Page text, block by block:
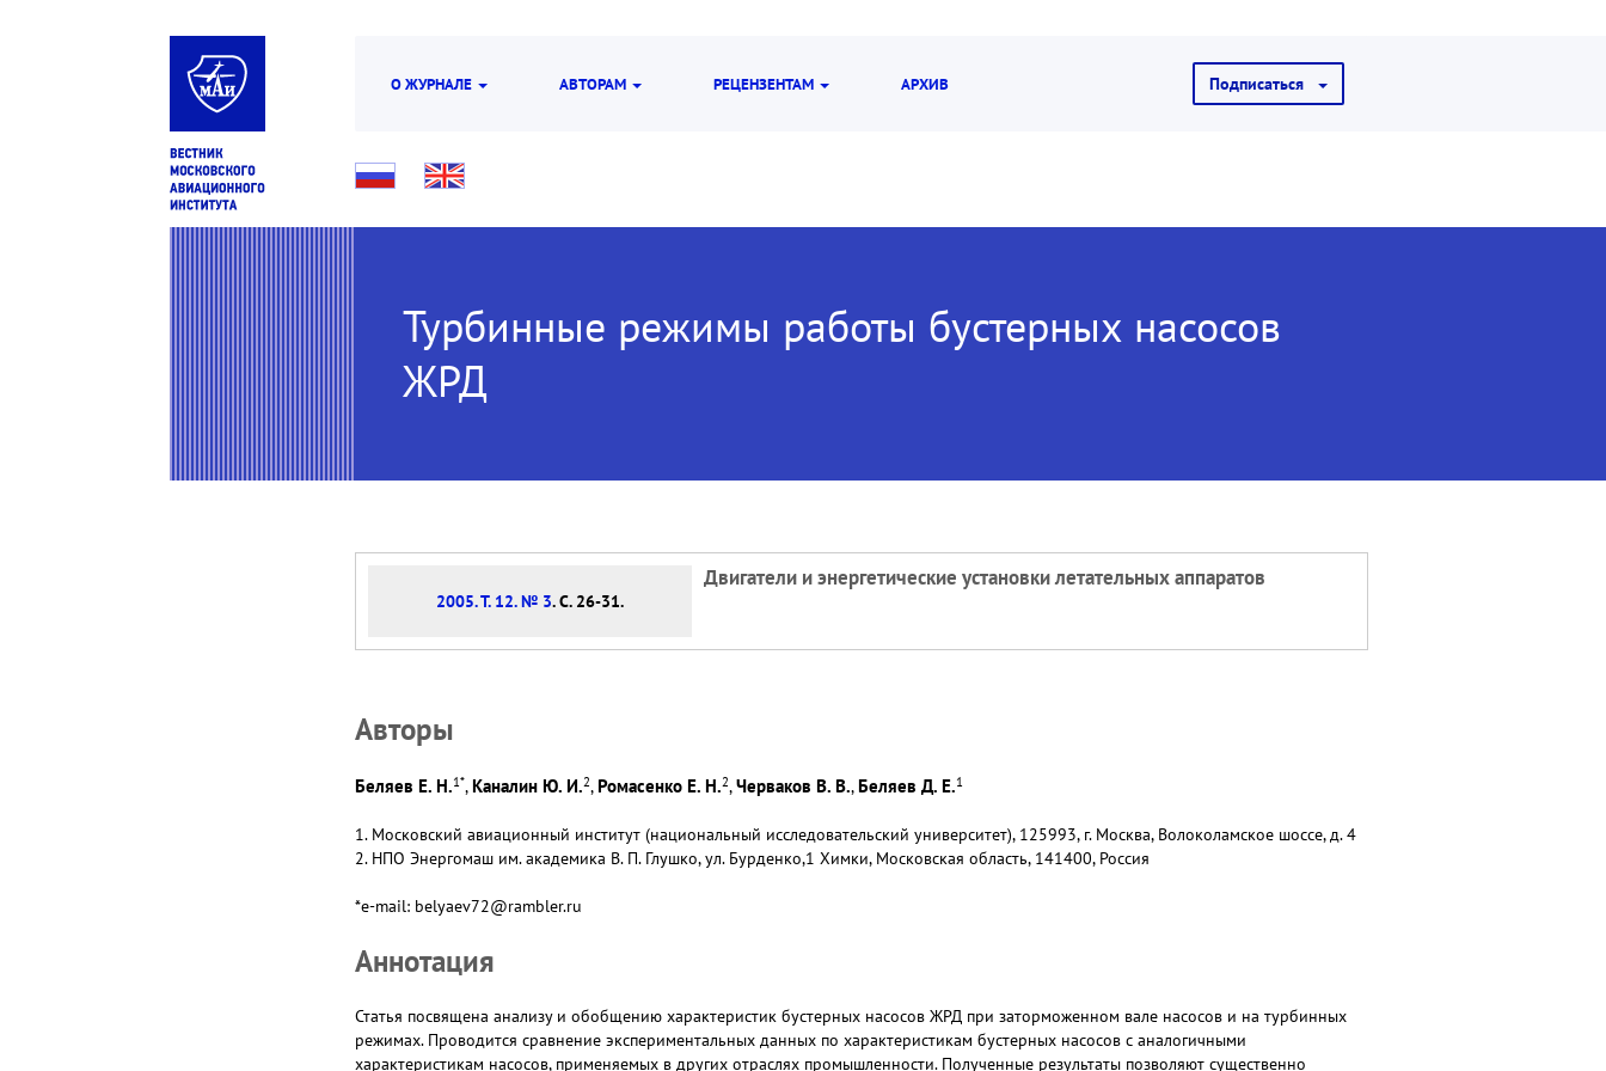
О ЖУРНАЛЕ АВТОРАМ РЕЦЕНЗЕНТАМ АРХИВ Подписаться
Турбинные режимы работы бустерных насосов
ЖРД
2005. Т. 12. № 3. С. 26-31.
Двигатели и энергетические установки летательных аппаратов
Авторы
Беляев Е. Н.1*,Каналин Ю. И.2,Ромасенко Е. Н.2,Черваков В. В.,Беляев Д. Е.1
1. Московский авиационный институт (национальный исследовательский университет), 125993, г. Москва, Волоколамское шоссе, д. 4
2. HПO Энергомаш им. академика В. П. Глушко, ул. Бурденко,1 Химки, Московская область, 141400, Россия
*e-mail: belyaev72@rambler.ru
Аннотация
Статья посвящена анализу и обобщению характеристик бустерных насосов ЖРД при заторможенном вале насосов и на турбинных
режимах. Проводится сравнение экспериментальных данных по характеристикам бустерных насосов с аналогичными
характеристикам насосов, применяемых в других отраслях промышленности. Полученные результаты позволяют существенно